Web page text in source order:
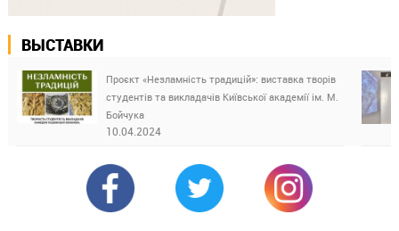
ВЫСТАВКИ
Проєкт «Незламність традицій»: виставка творів
студентів та викладачів Київської академії ім. М.
Бойчука
10.04.2024